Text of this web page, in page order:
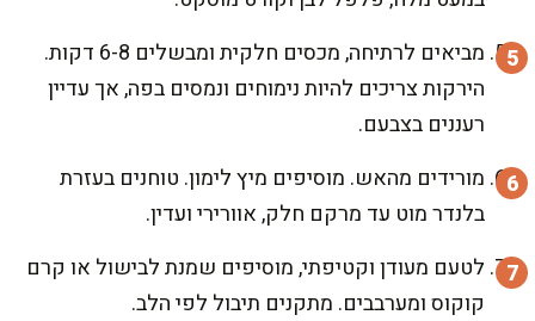
מביאים לרתיחה, מכסים חלקית ומבשלים 6-8 דקות.
הירקות צריכים להיות נימוחים ונמסים בפה, אך עדיין
רעננים בצבעם.
מורידים מהאש. מוסיפים מיץ לימון. טוחנים בעזרת
בלנדר מוט עד מרקם חלק, אוורירי ועדין.
לטעם מעודן וקטיפתי, מוסיפים שמנת לבישול או קרם
קוקוס ומערבבים. מתקנים תיבול לפי הלב.